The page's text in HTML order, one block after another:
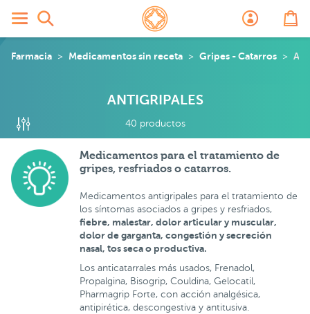
Farmacia Medicamentos sin receta Gripes - Catarros
ANTIGRIPALES
40 productos
Medicamentos para el tratamiento de
gripes, resfriados o catarros.
Medicamentos antigripales para el tratamiento de
los síntomas asociados a gripes y resfriados,
fiebre, malestar, dolor articular y muscular,
dolor de garganta, congestión y secreción
nasal, tos seca o productiva.
Los anticatarrales más usados, Frenadol,
Propalgina, Bisogrip, Couldina, Gelocatil,
Pharmagrip Forte, con acción analgésica,
antipirética, descongestiva y antitusiva.